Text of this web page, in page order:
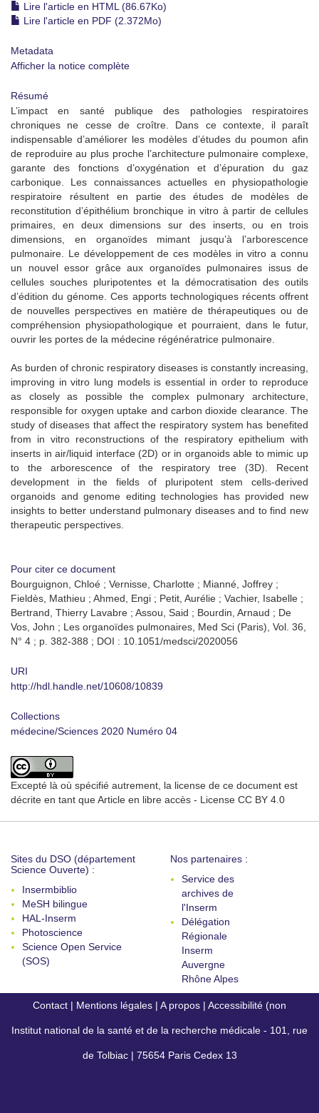
Lire l'article en HTML (86.67Ko)
Lire l'article en PDF (2.372Mo)
Metadata
Afficher la notice complète
Résumé
L’impact en santé publique des pathologies respiratoires
chroniques ne cesse de croître. Dans ce contexte, il paraît
indispensable d’améliorer les modèles d’études du poumon afin
de reproduire au plus proche l’architecture pulmonaire complexe,
garante des fonctions d’oxygénation et d’épuration du gaz
carbonique. Les connaissances actuelles en physiopathologie
respiratoire résultent en partie des études de modèles de
reconstitution d’épithélium bronchique in vitro à partir de cellules
primaires, en deux dimensions sur des inserts, ou en trois
dimensions, en organoïdes mimant jusqu’à l’arborescence
pulmonaire. Le développement de ces modèles in vitro a connu
un nouvel essor grâce aux organoïdes pulmonaires issus de
cellules souches pluripotentes et la démocratisation des outils
d’édition du génome. Ces apports technologiques récents offrent
de nouvelles perspectives en matière de thérapeutiques ou de
compréhension physiopathologique et pourraient, dans le futur,
ouvrir les portes de la médecine régénératrice pulmonaire.
As burden of chronic respiratory diseases is constantly increasing,
improving in vitro lung models is essential in order to reproduce
as closely as possible the complex pulmonary architecture,
responsible for oxygen uptake and carbon dioxide clearance. The
study of diseases that affect the respiratory system has benefited
from in vitro reconstructions of the respiratory epithelium with
inserts in air/liquid interface (2D) or in organoids able to mimic up
to the arborescence of the respiratory tree (3D). Recent
development in the fields of pluripotent stem cells-derived
organoids and genome editing technologies has provided new
insights to better understand pulmonary diseases and to find new
therapeutic perspectives.
Pour citer ce document
Bourguignon, Chloé ; Vernisse, Charlotte ; Mianné, Joffrey ;
Fieldès, Mathieu ; Ahmed, Engi ; Petit, Aurélie ; Vachier, Isabelle ;
Bertrand, Thierry Lavabre ; Assou, Said ; Bourdin, Arnaud ; De
Vos, John ; Les organoïdes pulmonaires, Med Sci (Paris), Vol. 36,
N° 4 ; p. 382-388 ; DOI : 10.1051/medsci/2020056
URI
http://hdl.handle.net/10608/10839
Collections
médecine/Sciences 2020 Numéro 04
Excepté là où spécifié autrement, la license de ce document est
décrite en tant que Article en libre accès - License CC BY 4.0
Sites du DSO (département
Science Ouverte) :
Insermbiblio
MeSH bilingue
HAL-Inserm
Photoscience
Science Open Service
(SOS)
Nos partenaires :
Service des
archives de
l'Inserm
Délégation
Régionale
Inserm
Auvergne
Rhône Alpes
Contact | Mentions légales | A propos | Accessibilité (non
conforme)
Institut national de la santé et de la recherche médicale - 101, rue
de Tolbiac | 75654 Paris Cedex 13